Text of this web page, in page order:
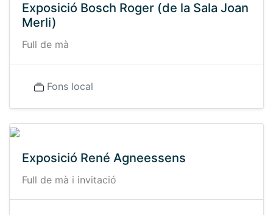
Exposició Bosch Roger (de la Sala Joan
Merli)
Full de mà
Fons local
Exposició René Agneessens
Full de mà i invitació